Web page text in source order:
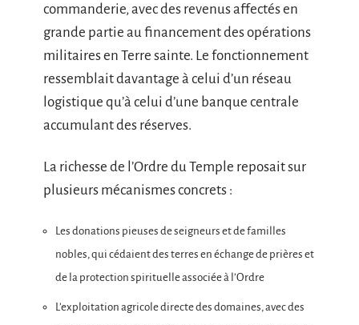
commanderie, avec des revenus affectés en
grande partie au financement des opérations
militaires en Terre sainte. Le fonctionnement
ressemblait davantage à celui d’un réseau
logistique qu’à celui d’une banque centrale
accumulant des réserves.
La richesse de l’Ordre du Temple reposait sur
plusieurs mécanismes concrets :
Les donations pieuses de seigneurs et de familles
nobles, qui cédaient des terres en échange de prières et
de la protection spirituelle associée à l’Ordre
L’exploitation agricole directe des domaines, avec des